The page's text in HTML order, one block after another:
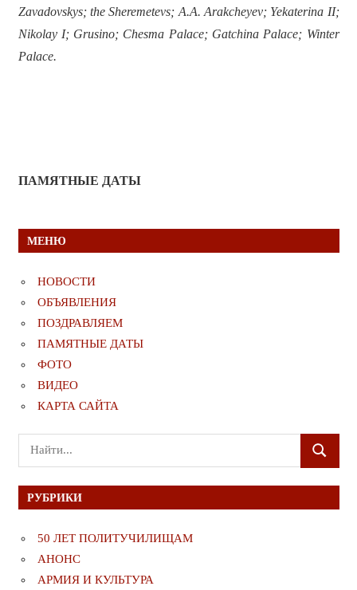
Zavadovskys; the Sheremetevs; A.A. Arakcheyev; Yekaterina II;
Nikolay I; Grusino; Chesma Palace; Gatchina Palace; Winter
Palace.
ПАМЯТНЫЕ ДАТЫ
МЕНЮ
НОВОСТИ
ОБЪЯВЛЕНИЯ
ПОЗДРАВЛЯЕМ
ПАМЯТНЫЕ ДАТЫ
ФОТО
ВИДЕО
КАРТА САЙТА
Поиск
для:
ПОИСК
РУБРИКИ
50 ЛЕТ ПОЛИТУЧИЛИЩАМ
АНОНС
АРМИЯ И КУЛЬТУРА